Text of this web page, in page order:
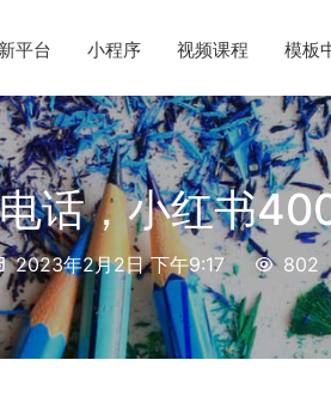
新平台 小程序 视频课程 模板
话，小红书
2023年2月2日 下午9:17 802